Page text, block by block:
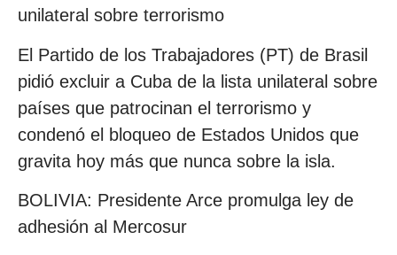
unilateral sobre terrorismo
El Partido de los Trabajadores (PT) de Brasil
pidió excluir a Cuba de la lista unilateral sobre
países que patrocinan el terrorismo y
condenó el bloqueo de Estados Unidos que
gravita hoy más que nunca sobre la isla.
BOLIVIA: Presidente Arce promulga ley de
adhesión al Mercosur